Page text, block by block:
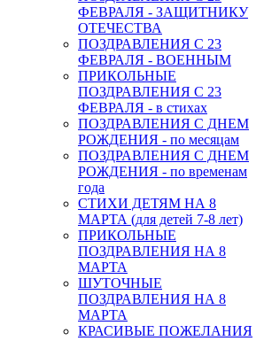
ФЕВРАЛЯ - ЗАЩИТНИКУ
ОТЕЧЕСТВА
ПОЗДРАВЛЕНИЯ С 23
ФЕВРАЛЯ - ВОЕННЫМ
ПРИКОЛЬНЫЕ
ПОЗДРАВЛЕНИЯ С 23
ФЕВРАЛЯ - в стихах
ПОЗДРАВЛЕНИЯ С ДНЕМ
РОЖДЕНИЯ - по месяцам
ПОЗДРАВЛЕНИЯ С ДНЕМ
РОЖДЕНИЯ - по временам
года
СТИХИ ДЕТЯМ НА 8
МАРТА (для детей 7-8 лет)
ПРИКОЛЬНЫЕ
ПОЗДРАВЛЕНИЯ НА 8
МАРТА
ШУТОЧНЫЕ
ПОЗДРАВЛЕНИЯ НА 8
МАРТА
КРАСИВЫЕ ПОЖЕЛАНИЯ